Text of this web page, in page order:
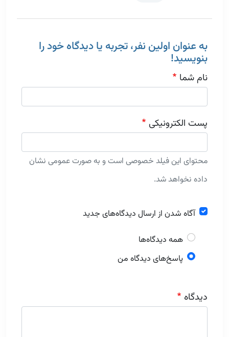
به عنوان اولین نفر، تجربه یا دیدگاه خود را
بنویسید!
نام شما
پست الکترونیکی
محتوای این فیلد خصوصی است و به صورت عمومی نشان
داده نخواهد شد.
آگاه شدن از ارسال دیدگاه‌های جدید
همه دیدگاه‌ها
پاسخ‌های دیدگاه من
دیدگاه